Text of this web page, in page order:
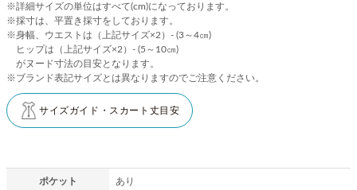
※詳細サイズの単位はすべて(cm)になっております。
※採寸は、平置き採寸をしております。
※身幅、ウエストは（上記サイズ×2）- (3～4㎝)
ヒップは（上記サイズ×2）- (5～10㎝)
がヌード寸法の目安となります。
※ブランド表記サイズとは異なりますのでご注意ください。
サイズガイド・スカート丈目安
ポケット あり